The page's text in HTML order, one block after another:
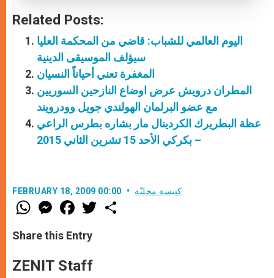
Related Posts:
اليوم العالمي للشباب: قاضي من المحكمة العليا
سيؤلف الموسيقى الدينية
المغفرة تعني أحياناً النسيان
المطران درويش عرض اوضاع النازحين السوريين
مع عضو البرلمان الهولندي جويل وودرويند
عظة البطريرك الكردينال مار بشاره بطرس الراعي
– بكركي الأحد 15 تشرين الثاني 2015
FEBRUARY 18, 2009 00:00 كنيسة محليّة
W
h
t
s
p
p
M
e
s
e
g
e
F
a
e
b
o
k
w
Share this Entry
ZENIT Staff